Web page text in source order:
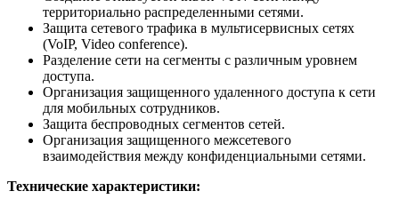
территориально распределенными сетями.
Защита сетевого трафика в мультисервисных сетях
(VoIP, Video conference).
Разделение сети на сегменты с различным уровнем
доступа.
Организация защищенного удаленного доступа к сети
для мобильных сотрудников.
Защита беспроводных сегментов сетей.
Организация защищенного межсетевого
взаимодействия между конфиденциальными сетями.
Технические характеристики: